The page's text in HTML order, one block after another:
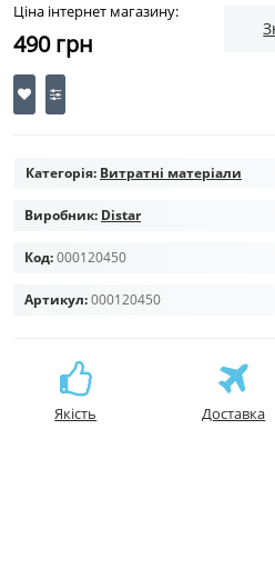
Ціна інтернет магазину:
490 грн
Категорія: Витратні матеріали
Виробник: Distar
Код:000120450
Артикул:000120450
Якість Доставка